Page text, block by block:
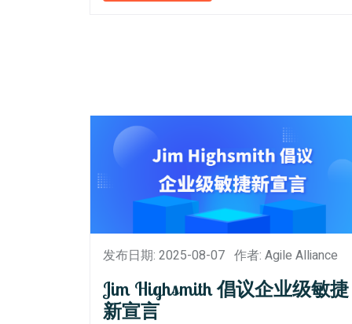
发布日期: 2025-08-07 作者: Agile Alliance
Jim Highsmith 倡议企业级敏捷
新宣言